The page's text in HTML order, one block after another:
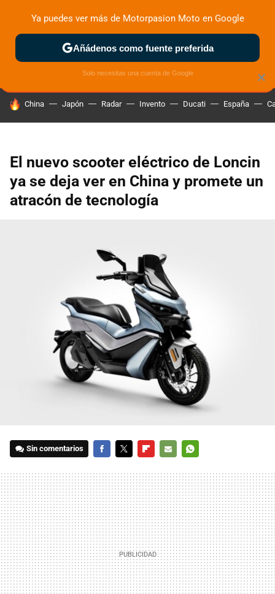
ZONA DE PRUEBAS DEPORTIVAS MOTOS ELÉCTRICAS
HOY SE HABLA DE
China Japón Radar Invento Ducati España
El nuevo scooter eléctrico de Loncin
ya se deja ver en China y promete un
atracón de tecnología
Sin comentarios
MAIL
×
Ya puedes ver más de Motorpasion Moto en Google
Añádenos como fuente preferida
Solo necesitas una cuenta de Google